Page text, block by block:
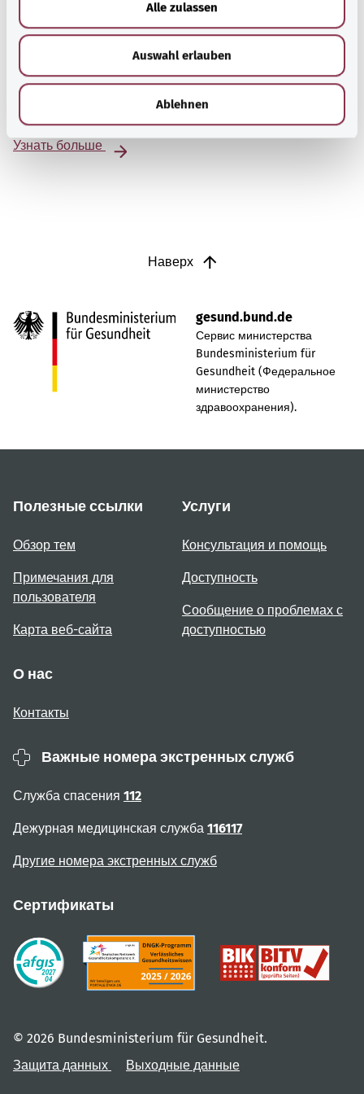
Alle zulassen
Auswahl erlauben
Ablehnen
Beratung und Hilfe
Eine Auswahl verschiedener Beratungs- und
Informationsangebote zu bestimmten
Узнать больше
Наверх
gesund.bund.de
Сервис министерства
Bundesministerium für
Gesundheit (Федеральное
министерство
здравоохранения).
Полезные ссылки
Обзор тем
Примечания для
пользователя
Карта веб-сайта
Услуги
Консультация и помощь
Доступность
Сообщение о проблемах с
доступностью
О нас
Контакты
Важные номера экстренных служб
Служба спасения 112
Дежурная медицинская служба 116117
Другие номера экстренных служб
Сертификаты
© 2026 Bundesministerium für Gesundheit.
Защита данных
Выходные данные